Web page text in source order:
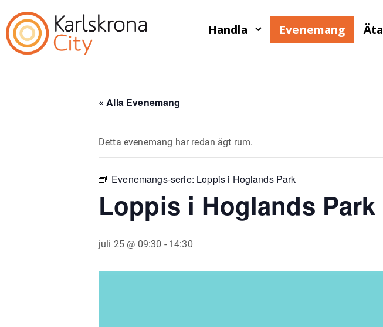
Handla Evenemang Äta
« Alla Evenemang
Detta evenemang har redan ägt rum.
Evenemangs-serie: Loppis i Hoglands Park
Loppis i Hoglands Park
juli 25 @ 09:30 - 14:30